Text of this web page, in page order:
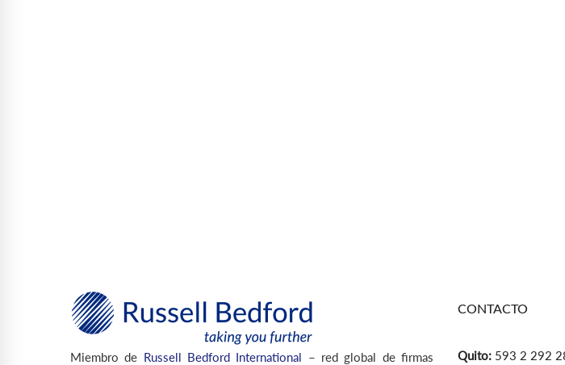
Miembro de Russell Bedford International – red global de firmas
CONTACTO
Quito: 593 2 292